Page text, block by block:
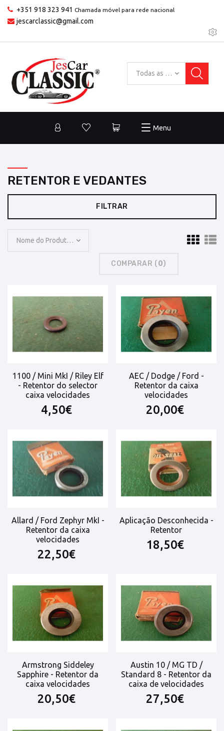
+351 918 323 941 Chamada móvel para rede nacional
jescarclassic@gmail.com
Todas as categorias
Menu
RETENTOR E VEDANTES
FILTRAR
Nome do Produto: A a Z
COMPARAR (0)
1100 / Mini MkI / Riley Elf
- Retentor do selector
caixa velocidades
4,50€
AEC / Dodge / Ford -
Retentor da caixa
velocidades
20,00€
Allard / Ford Zephyr MkI -
Retentor da caixa
velocidades
22,50€
Aplicação Desconhecida -
Retentor
18,50€
Armstrong Siddeley
Sapphire - Retentor da
caixa velocidades
20,50€
Austin 10 / MG TD /
Standard 8 - Retentor da
caixa de velocidades
27,50€